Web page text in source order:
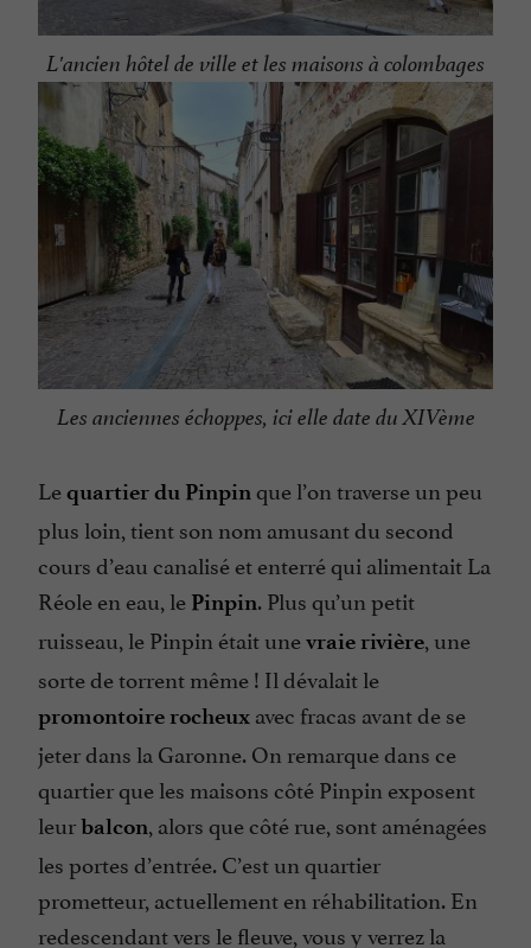
L'ancien hôtel de ville et les maisons à colombages
Les anciennes échoppes, ici elle date du XIVème
Lequartier du Pinpinque l’on traverse un peu
plus loin, tient son nom amusant du second
cours d’eau canalisé et enterré qui alimentait La
Réole en eau, le Pinpin. Plus qu’un petit
ruisseau, le Pinpin était unevraie rivière, une
sorte de torrent même ! Il dévalait le
promontoire rocheux avec fracas avant de se
jeter dans la Garonne. On remarque dans ce
quartier que les maisons côté Pinpin exposent
leurbalcon, alors que côté rue, sont aménagées
les portes d’entrée. C’est un quartier
prometteur, actuellement en réhabilitation. En
redescendant vers le fleuve, vous y verrez la